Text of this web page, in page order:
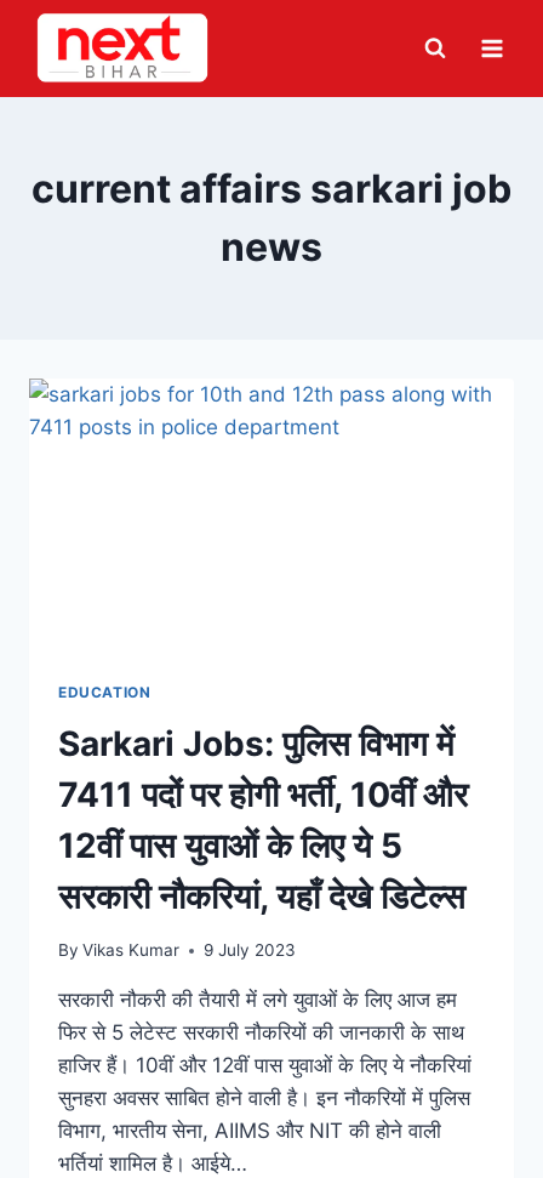
Skip
content
current affairs sarkari job
news
EDUCATION
Sarkari Jobs: पुलिस विभाग में
7411 पदों पर होगी भर्ती, 10वीं और
12वीं पास युवाओं के लिए ये 5
सरकारी नौकरियां, यहाँ देखे डिटेल्स
By Vikas Kumar 9 July 2023
सरकारी नौकरी की तैयारी में लगे युवाओं के लिए आज हम
फिर से 5 लेटेस्ट सरकारी नौकरियों की जानकारी के साथ
हाजिर हैं। 10वीं और 12वीं पास युवाओं के लिए ये नौकरियां
सुनहरा अवसर साबित होने वाली है। इन नौकरियों में पुलिस
विभाग, भारतीय सेना, AIIMS और NIT की होने वाली
भर्तियां शामिल है। आईये…